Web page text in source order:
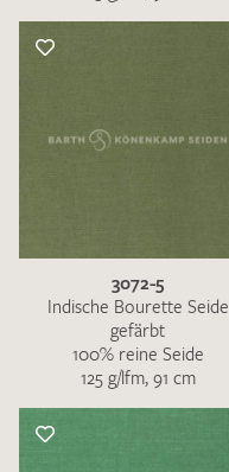
3072-5
Indische Bourette Seide
gefärbt
100% reine Seide
125 g/lfm, 91 cm